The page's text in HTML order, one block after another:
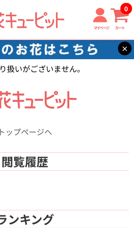
マイページ カート
0
×
扱いがございません。
トップページへ
閲覧履歴
ンキング